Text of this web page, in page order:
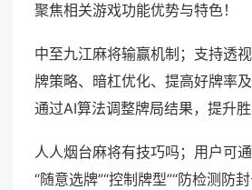
聚焦相关游戏功能优势与特色！
中至九江麻将输赢机制；支持透
牌策略、暗杠优化、提高好牌率及
通过AI算法调整牌局结果，提升胜
人人烟台麻将有技巧吗；用户可
“随意选牌”“控制牌型”“防检测防